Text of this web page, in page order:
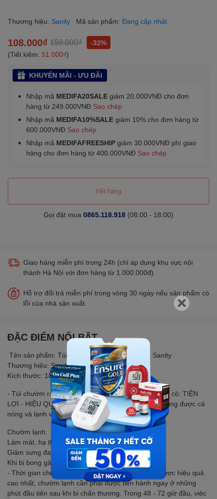
Thương hiệu: Sanity Mã sản phẩm: Đang cập nhật
108.000₫ 159.000₫
-32%
(Tiết kiệm: 51.000₫)
KHUYẾN MÃI - ƯU ĐÃI
Nhập mã MEDIFA20SALE giảm 20.000VNĐ cho đơn
hàng từ 249.000VNĐ Sao chép
Nhập mã MEDIFA10%SALE giảm 10% cho đơn hàng từ
600.000VNĐ Sao chép
Nhập mã MEDIFAFREESHIP giảm 30.000VNĐ phí giao
hàng cho đơn hàng từ 400.000VNĐ Sao chép
Hết hàng
Gọi đặt mua 0865.118.918 (08:00 - 18:00)
Giao hàng miễn phí trong 24h (chỉ áp dụng khu vực nội
thành Hà Nội với đơn hàng từ 1.000.000đ)
Hỗ trợ đổi trả miễn phí trong vòng 30 ngày nếu sản phẩm có
lỗi của nhà sản xuất.
ĐẶC ĐIỂM NỔI BẬT
Tên sản phẩm: Túi chườm đa năng nóng lạnh Sanity
Thương hiệu: Sanity
Kích thước: 18cm (Túi size nhỏ)
- Túi chườm rất hữu ích và cần thiết mà gia đình nên có: TIỆN
LỢI - HIỆU QUẢ - DỄ SỬ DỤNG & BẢO QUẢN sử dụng được cả
nóng và lạnh với nhiều công dụng
Chườm lạnh:
Làm mát, hạ thân nhiệt vào mùa hè
Giảm sưng đau, tan máu bầm khi vận động
Khi bị bong gân, sai khớp, bầm dập cơ.
- Thời gian chườm lạnh: Thêm đá vào túi. Để đạt được hiệu quả
cao nhất, chườm lạnh cần phải được tiến hành ngay ở những
phút đầu tiên sau khi bị chấn thương. Trong 48 - 72 giờ đầu, việc